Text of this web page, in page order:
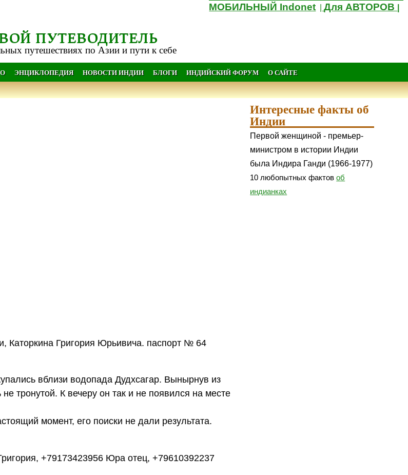
МОБИЛЬНЫЙ Indonet |Для АВТОРОВ
ПУТЕВОДИТЕЛЬ
путешествиях по Азии и пути к себе
ЭНЦИКЛОПЕДИЯ НОВОСТИ ИНДИИ БЛОГИ ИНДИЙСКИЙ ФОРУМ О САЙТЕ
Каторкина Григория Юрьивича. паспорт № 64
вблизи водопада Дудхсагар. Вынырнув из
не тронутой. К вечеру он так и не появился на месте
момент, его поиски не дали результата.
+79173423956 Юра отец, +79610392237
Интересные факты об
Индии
Первой женщиной - премьер-
министром в истории Индии
была Индира Ганди (1966-1977)
10 любопытных фактовоб
индианках